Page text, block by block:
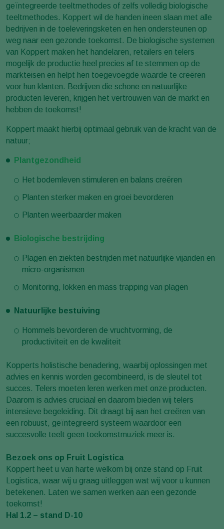
geïntegreerde teeltmethodes of zelfs volledig biologische
teeltmethodes. Koppert wil de handen ineen slaan met alle
bedrijven in de toeleveringsketen en hen ondersteunen op
weg naar een gezonde toekomst. De biologische systemen
van Koppert maken het handelaren, retailers en telers
mogelijk de productie heel precies af te stemmen op de
markteisen en helpt hen toegevoegde waarde te creëren
voor hun klanten. Bedrijven die schone en natuurlijke
producten leveren, krijgen het vertrouwen van de markt en
hebben de toekomst!
Koppert maakt hierbij optimaal gebruik van de kracht van de
natuur;
Plantgezondheid
Het bodemleven stimuleren en balans creëren
Planten sterker maken en groei bevorderen
Planten weerbaarder maken
Biologische bestrijding
Plagen en ziekten bestrijden met natuurlijke vijanden en
micro-organismen
Monitoring, lokken en mass trapping van plagen
Natuurlijke bestuiving
Hommels bevorderen de vruchtvorming, de
productiviteit en de kwaliteit
Kopperts holistische benadering, waarbij oplossingen met
advies en kennis worden gecombineerd, is de sleutel tot
succes. Telers moeten leren werken met onze producten.
Daarom is advies cruciaal en daarom bieden wij telers
intensieve begeleiding. Dit draagt bij aan het creëren van
een robuust, geïntegreerd systeem waardoor een
succesvolle teelt geen toekomstmuziek meer is.
Bezoek ons op Fruit Logistica
Koppert heet u van harte welkom bij onze stand op Fruit
Logistica, waar wij u graag uitleggen wat wij voor u kunnen
betekenen. Laten we samen werken aan een gezonde
toekomst!
Hal 1.2 – stand D-10